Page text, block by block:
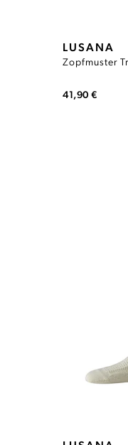
LUSANA
Zopfmuster
41,90 €